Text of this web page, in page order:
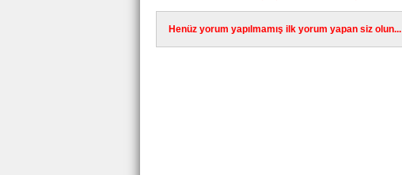
Henüz yorum yapılmamış ilk yorum yapan siz olun...